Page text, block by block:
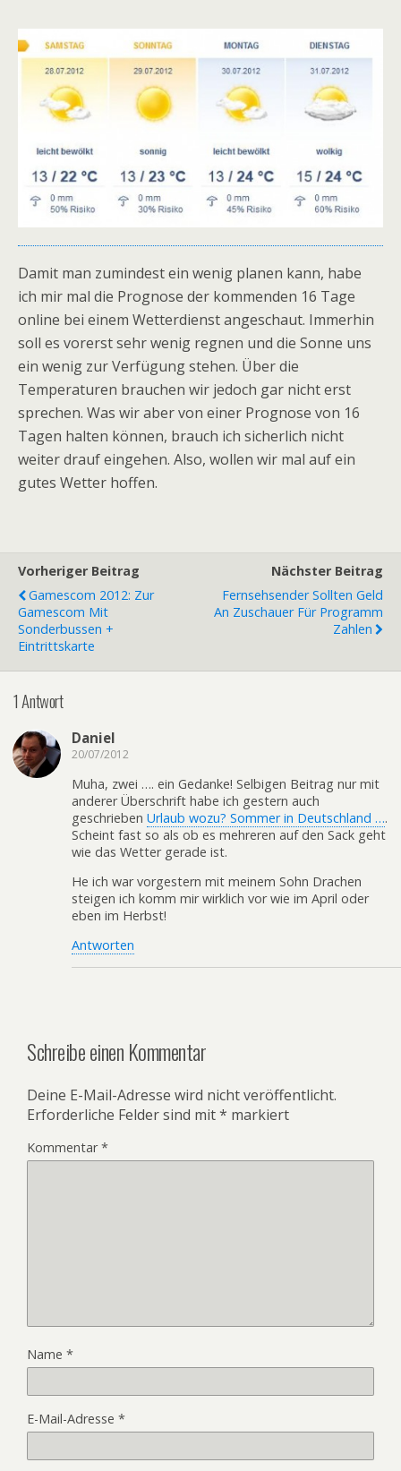
Damit man zumindest ein wenig planen kann, habe
ich mir mal die Prognose der kommenden 16 Tage
online bei einem Wetterdienst angeschaut. Immerhin
soll es vorerst sehr wenig regnen und die Sonne uns
ein wenig zur Verfügung stehen. Über die
Temperaturen brauchen wir jedoch gar nicht erst
sprechen. Was wir aber von einer Prognose von 16
Tagen halten können, brauch ich sicherlich nicht
weiter drauf eingehen. Also, wollen wir mal auf ein
gutes Wetter hoffen.
Vorheriger Beitrag
Gamescom 2012: Zur
Gamescom Mit
Sonderbussen +
Eintrittskarte
Nächster Beitrag
Fernsehsender Sollten Geld
An Zuschauer Für Programm
Zahlen
1 Antwort
Daniel
20/07/2012
Muha, zwei …. ein Gedanke! Selbigen Beitrag nur mit
anderer Überschrift habe ich gestern auch
geschrieben Urlaub wozu? Sommer in Deutschland ….
Scheint fast so als ob es mehreren auf den Sack geht
wie das Wetter gerade ist.
He ich war vorgestern mit meinem Sohn Drachen
steigen ich komm mir wirklich vor wie im April oder
eben im Herbst!
Antworten
Schreibe einen Kommentar
Deine E-Mail-Adresse wird nicht veröffentlicht.
Erforderliche Felder sind mit* markiert
Kommentar*
Name *
E-Mail-Adresse *